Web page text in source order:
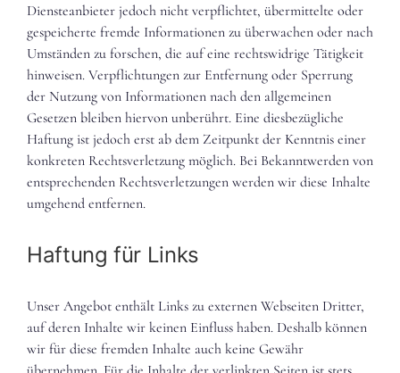
Diensteanbieter jedoch nicht verpflichtet, übermittelte oder
gespeicherte fremde Informationen zu überwachen oder nach
Umständen zu forschen, die auf eine rechtswidrige Tätigkeit
hinweisen. Verpflichtungen zur Entfernung oder Sperrung
der Nutzung von Informationen nach den allgemeinen
Gesetzen bleiben hiervon unberührt. Eine diesbezügliche
Haftung ist jedoch erst ab dem Zeitpunkt der Kenntnis einer
konkreten Rechtsverletzung möglich. Bei Bekanntwerden von
entsprechenden Rechtsverletzungen werden wir diese Inhalte
umgehend entfernen.
Haftung für Links
Unser Angebot enthält Links zu externen Webseiten Dritter,
auf deren Inhalte wir keinen Einfluss haben. Deshalb können
wir für diese fremden Inhalte auch keine Gewähr